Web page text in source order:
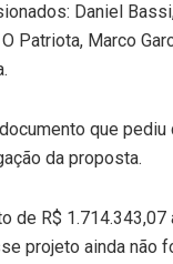
Daniel
Patriota, Marco
que
da proposta.
de R$
projeto ainda não